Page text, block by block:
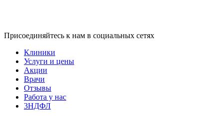
Присоединяйтесь к нам в социальных сетях
Клиники
Услуги и цены
Акции
Врачи
Отзывы
Работа у нас
3НДФЛ